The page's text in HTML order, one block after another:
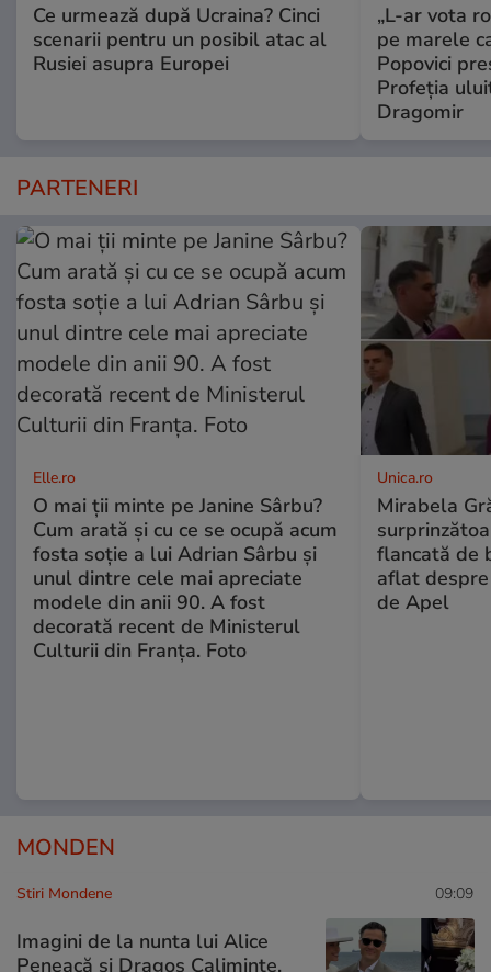
Ce urmează după Ucraina? Cinci
scenarii pentru un posibil atac al
Rusiei asupra Europei
„L-ar vota
pe marele
Popovici
Profeția
Dragomir
PARTENERI
Elle.ro
O mai ții minte pe Janine Sârbu?
Cum arată și cu ce se ocupă acum
fosta soție a lui Adrian Sârbu și
unul dintre cele mai apreciate
modele din anii 90. A fost
decorată recent de Ministerul
Culturii din Franța. Foto
Unica.ro
Mirabela
flancată de
aflat
de Apel
MONDEN
Stiri Mondene 09:09
Imagini de la nunta lui Alice
Peneacă și Dragos Caliminte.